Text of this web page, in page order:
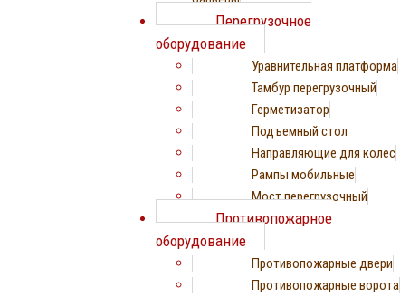
Перегрузочное
оборудование
Уравнительная платформа
Тамбур перегрузочный
Герметизатор
Подъемный стол
Направляющие для колес
Рампы мобильные
Мост перегрузочный
Противопожарное
оборудование
Противопожарные двери
Противопожарные ворота